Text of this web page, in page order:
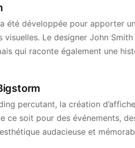
été développée pour apporter
Le designer John
qui raconte également une
percutant, la création
ce soit pour des événements,
audacieuse et